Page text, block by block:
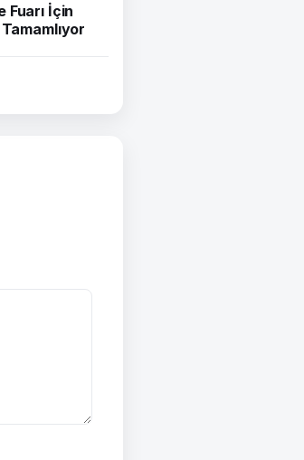
Fuarı İçin
Tamamlıyor